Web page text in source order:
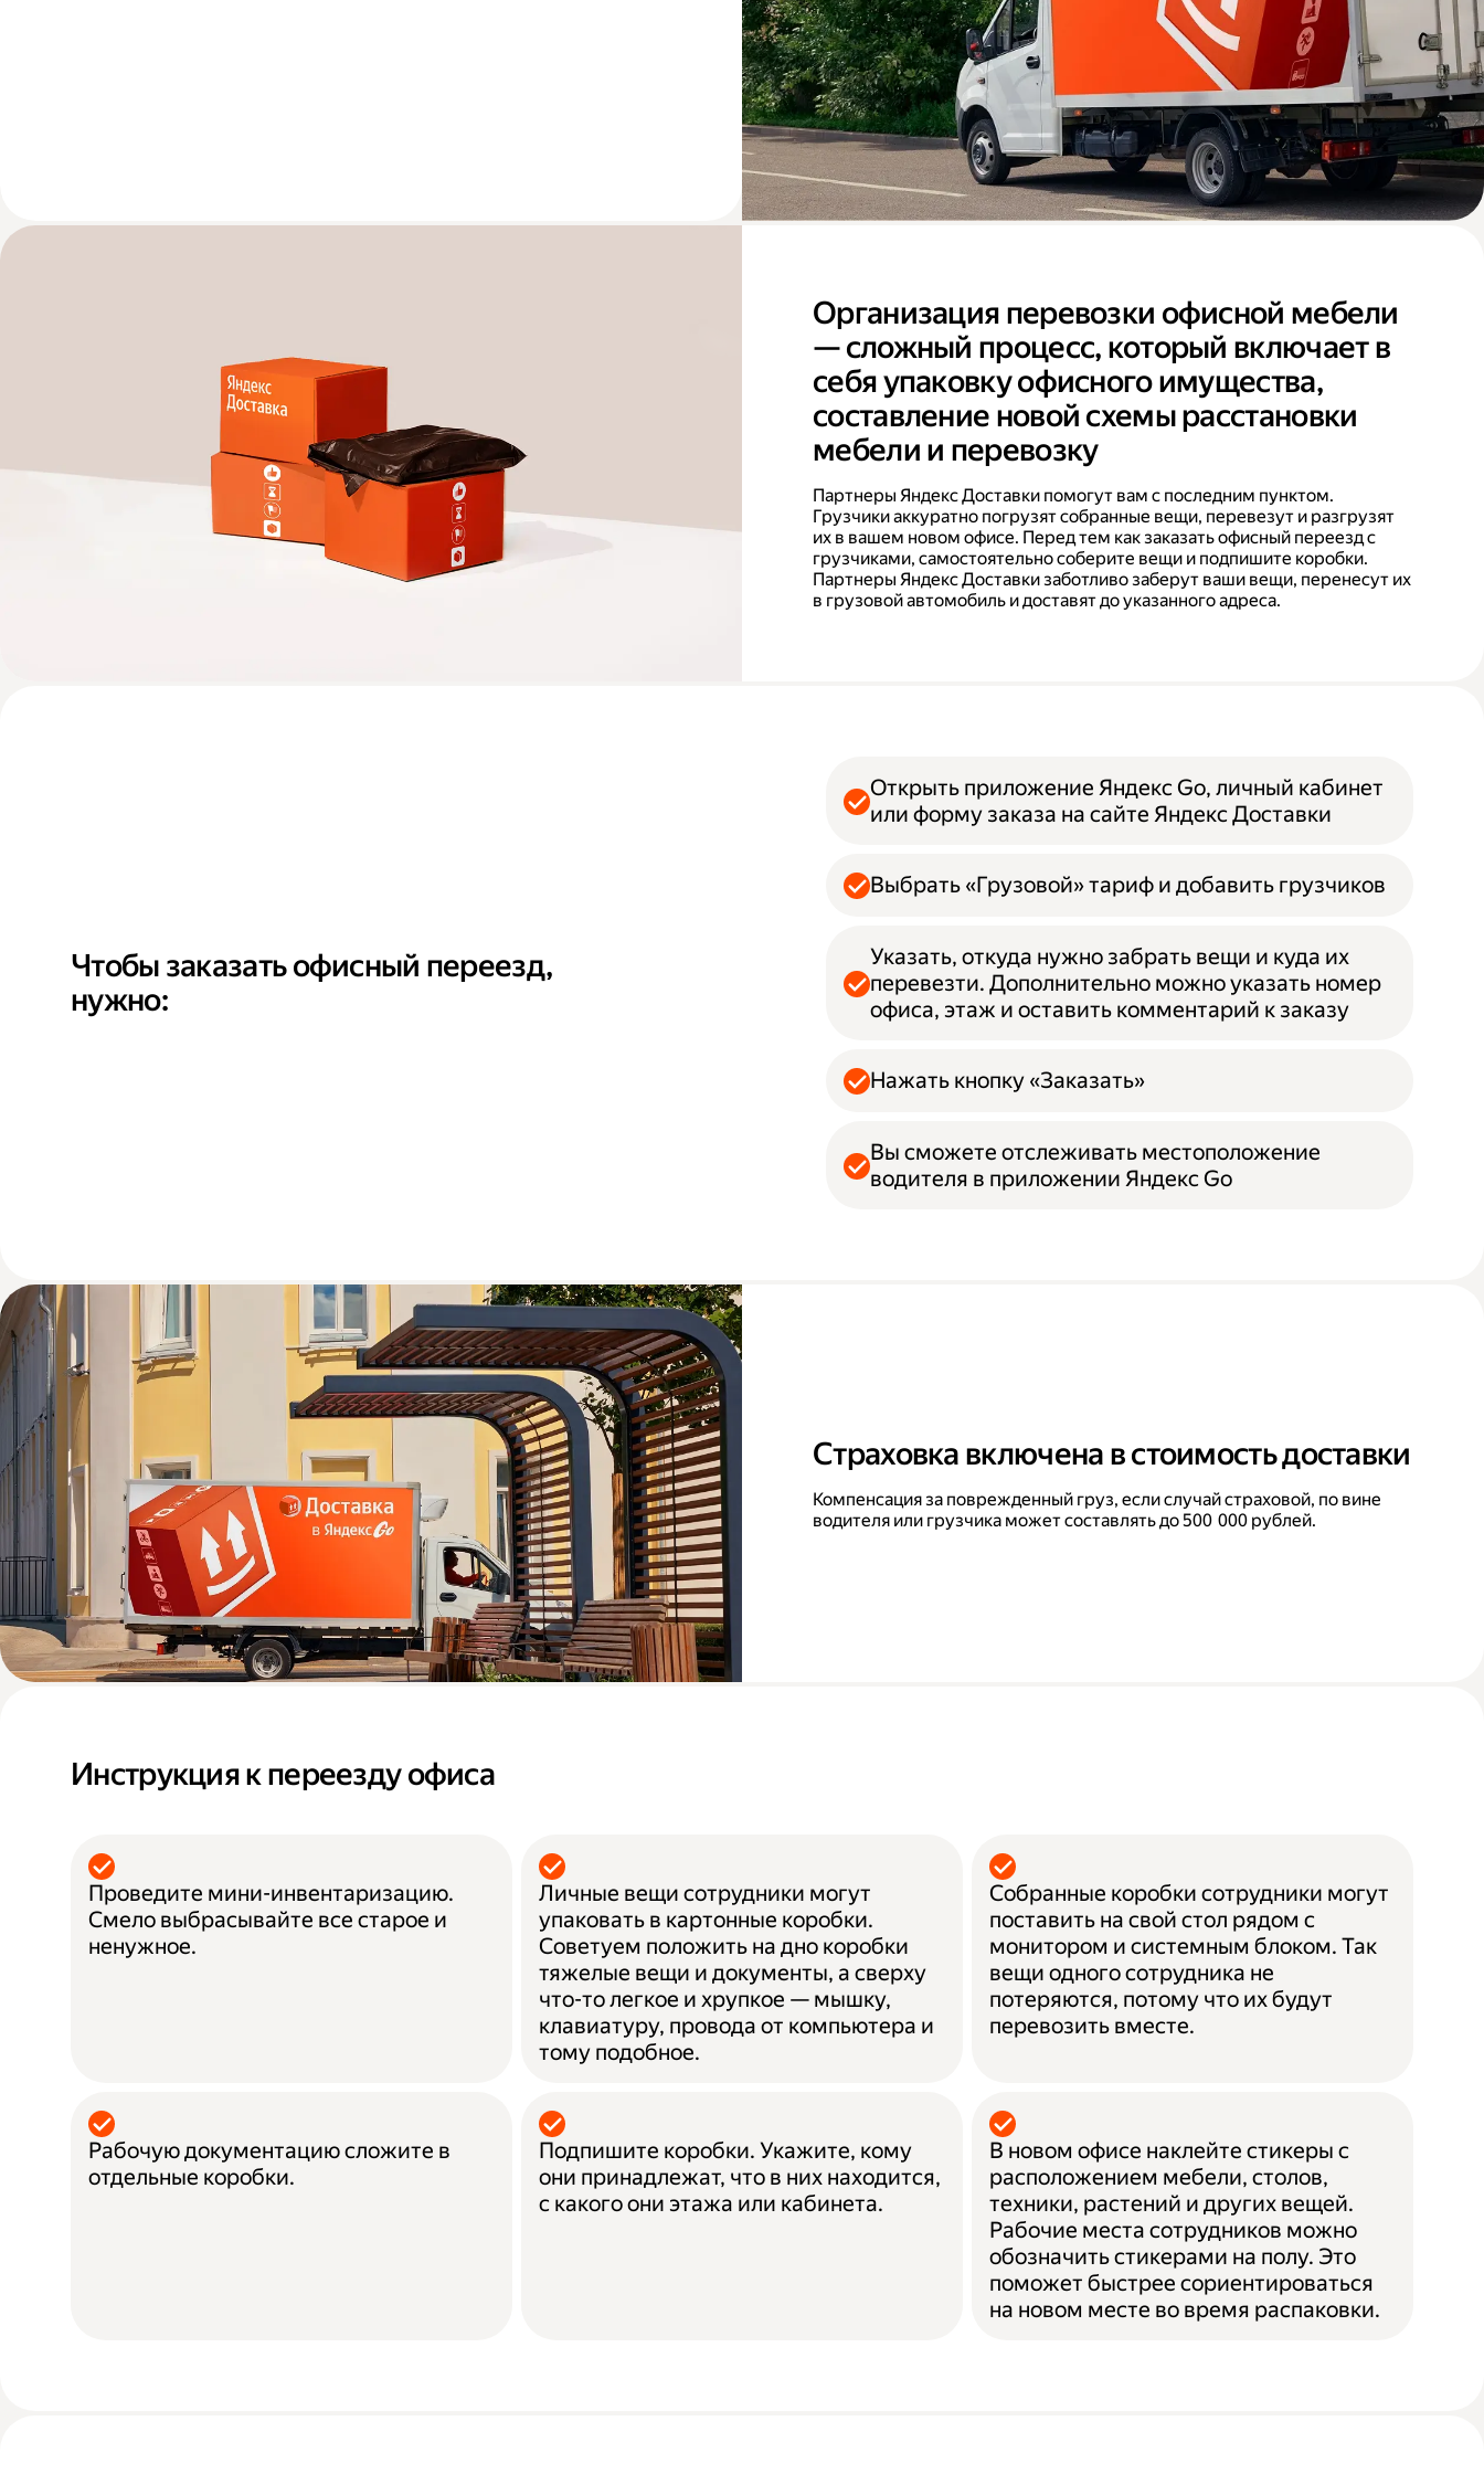
Организация перевозки офисной мебели
— сложный процесс, который включает в
себя упаковку офисного имущества,
составление новой схемы расстановки
мебели и перевозку
Партнеры Яндекс Доставки помогут вам с последним пунктом.
Грузчики аккуратно погрузят собранные вещи, перевезут и разгрузят
их в вашем новом офисе. Перед тем как заказать офисный переезд с
грузчиками, самостоятельно соберите вещи и подпишите коробки.
Партнеры Яндекс Доставки заботливо заберут ваши вещи, перенесут их
в грузовой автомобиль и доставят до указанного адреса.
Чтобы заказать офисный переезд,
нужно:
Открыть приложение Яндекс Go, личный кабинет
или форму заказа на сайте Яндекс Доставки
Выбрать «Грузовой» тариф и добавить грузчиков
Указать, откуда нужно забрать вещи и куда их
перевезти. Дополнительно можно указать номер
офиса, этаж и оставить комментарий к заказу
Нажать кнопку «Заказать»
Вы сможете отслеживать местоположение
водителя в приложении Яндекс Go
Страховка включена в стоимость доставки
Компенсация за поврежденный груз, если случай страховой, по вине
водителя или грузчика может составлять до 500 000 рублей.
Инструкция к переезду офиса
Проведите мини-инвентаризацию.
Смело выбрасывайте все старое и
ненужное.
Личные вещи сотрудники могут
упаковать в картонные коробки.
Советуем положить на дно коробки
тяжелые вещи и документы, а сверху
что-то легкое и хрупкое — мышку,
клавиатуру, провода от компьютера и
тому подобное.
Собранные коробки сотрудники могут
поставить на свой стол рядом с
монитором и системным блоком. Так
вещи одного сотрудника не
потеряются, потому что их будут
перевозить вместе.
Рабочую документацию сложите в
отдельные коробки.
Подпишите коробки. Укажите, кому
они принадлежат, что в них находится,
с какого они этажа или кабинета.
В новом офисе наклейте стикеры с
расположением мебели, столов,
техники, растений и других вещей.
Рабочие места сотрудников можно
обозначить стикерами на полу. Это
поможет быстрее сориентироваться
на новом месте во время распаковки.